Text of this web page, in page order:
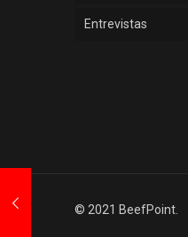
Entrevistas
© 2021 BeefPoint.